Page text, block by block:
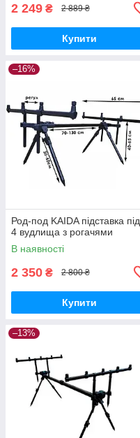
2 249 ₴ 2 889 ₴
Купити
–16%
Род-под KAIDA підставка під
4 вудлища з рогачями
В наявності
2 350 ₴ 2 800 ₴
Купити
–13%